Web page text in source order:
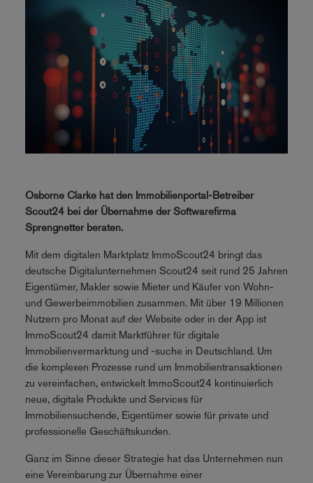
Osborne Clarke hat den Immobilienportal-Betreiber
Scout24 bei der Übernahme der Softwarefirma
Sprengnetter beraten.
Mit dem digitalen Marktplatz ImmoScout24 bringt das
deutsche Digitalunternehmen Scout24 seit rund 25 Jahren
Eigentümer, Makler sowie Mieter und Käufer von Wohn-
und Gewerbeimmobilien zusammen. Mit über 19 Millionen
Nutzern pro Monat auf der Website oder in der App ist
ImmoScout24 damit Marktführer für digitale
Immobilienvermarktung und -suche in Deutschland. Um
die komplexen Prozesse rund um Immobilientransaktionen
zu vereinfachen, entwickelt ImmoScout24 kontinuierlich
neue, digitale Produkte und Services für
Immobiliensuchende, Eigentümer sowie für private und
professionelle Geschäftskunden.
Ganz im Sinne dieser Strategie hat das Unternehmen nun
eine Vereinbarung zur Übernahme einer